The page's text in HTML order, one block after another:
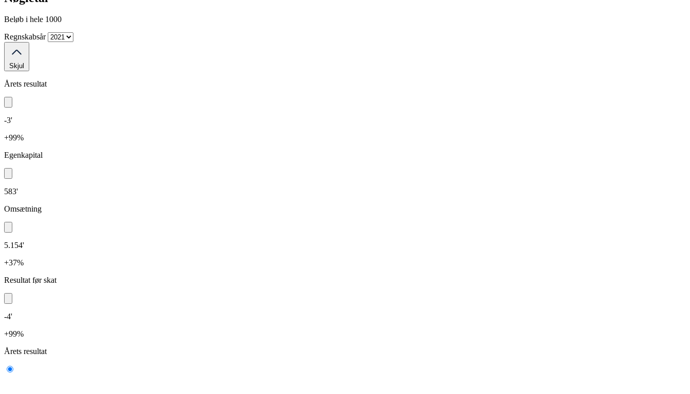
Beløb i hele 1000
Regnskabsår
Skjul
Årets resultat
-3'
+99%
Egenkapital
583'
Omsætning
5.154'
+37%
Resultat før skat
-4'
+99%
Årets resultat